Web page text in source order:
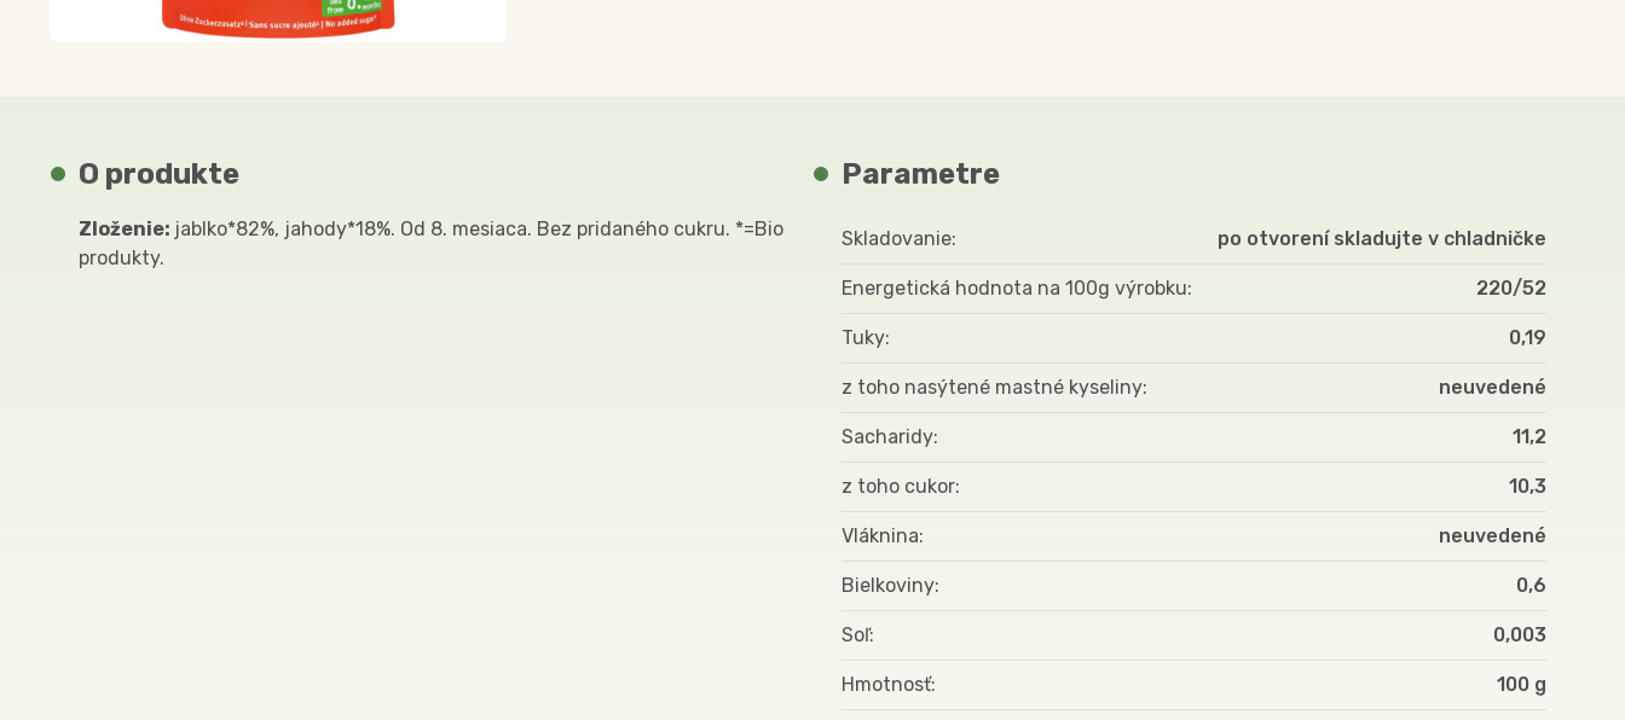
O produkte
Zloženie: jablko*82%, jahody*18%. Od 8. mesiaca. Bez pridaného cukru. *=Bio
produkty.
Parametre
Skladovanie po otvorení skladujte v chladničke
Energetická hodnota na 100g výrobku 220/52
Tuky 0,19
z toho nasýtené mastné kyseliny neuvedené
Sacharidy 11,2
z toho cukor 10,3
Vláknina neuvedené
Bielkoviny 0,6
Soľ 0,003
Hmotnosť 100